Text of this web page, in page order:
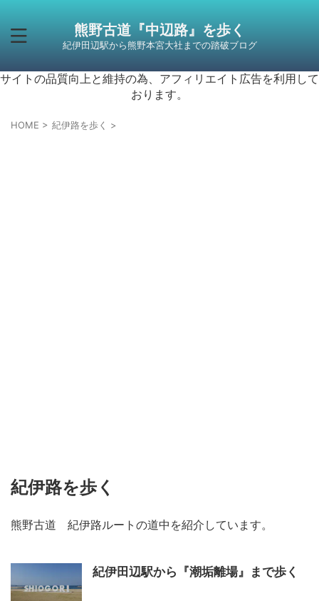
熊野古道『中辺路』を歩く
紀伊田辺駅から熊野本宮大社までの踏破ブログ
サイトの品質向上と維持の為、アフィリエイト広告を利用して
おります。
HOME > 紀伊路を歩く >
紀伊路を歩く
熊野古道 紀伊路ルートの道中を紹介しています。
紀伊田辺駅から『潮垢離場』まで歩く